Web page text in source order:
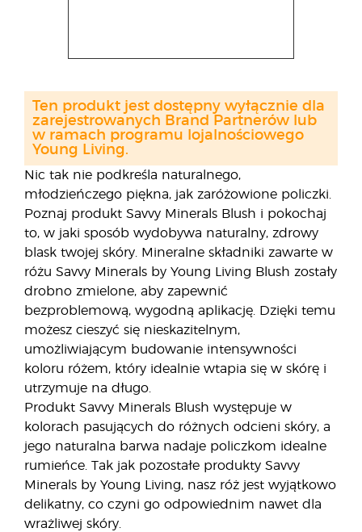
Nic tak nie podkreśla naturalnego,
młodzieńczego piękna, jak zaróżowione policzki.
Poznaj produkt Savvy Minerals Blush i pokochaj
to, w jaki sposób wydobywa naturalny, zdrowy
blask twojej skóry. Mineralne składniki zawarte w
różu Savvy Minerals by Young Living Blush zostały
drobno zmielone, aby zapewnić
bezproblemową, wygodną aplikację. Dzięki temu
możesz cieszyć się nieskazitelnym,
umożliwiającym budowanie intensywności
koloru różem, który idealnie wtapia się w skórę i
utrzymuje na długo.
Produkt Savvy Minerals Blush występuje w
kolorach pasujących do różnych odcieni skóry, a
jego naturalna barwa nadaje policzkom idealne
rumieńce. Tak jak pozostałe produkty Savvy
Minerals by Young Living, nasz róż jest wyjątkowo
delikatny, co czyni go odpowiednim nawet dla
wrażliwej skóry.
Ten produkt jest dostępny wyłącznie dla
zarejestrowanych Brand Partnerów lub
w ramach programu lojalnościowego
Young Living.